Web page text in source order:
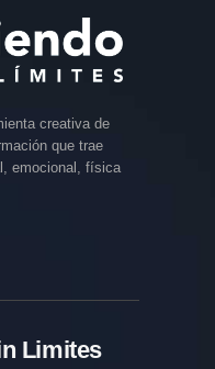
creativa de
que trae
emocional, física
Limites